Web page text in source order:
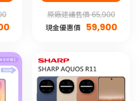
原廠建議售價 65,900
現金優惠價
59,900